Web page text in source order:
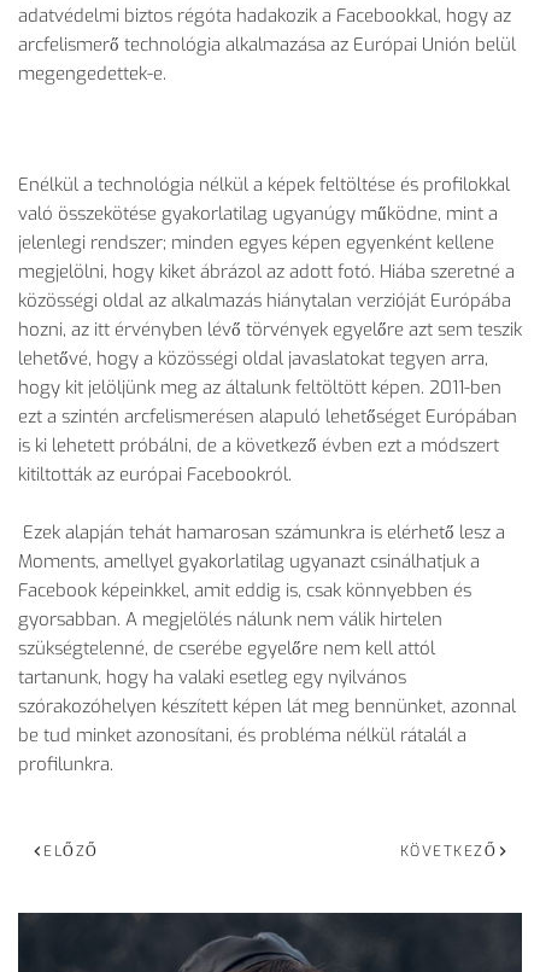
adatvédelmi biztos régóta hadakozik a Facebookkal, hogy az
arcfelismerő technológia alkalmazása az Európai Unión belül
megengedettek-e.
Enélkül a technológia nélkül a képek feltöltése és profilokkal
való összekötése gyakorlatilag ugyanúgy működne, mint a
jelenlegi rendszer; minden egyes képen egyenként kellene
megjelölni, hogy kiket ábrázol az adott fotó. Hiába szeretné a
közösségi oldal az alkalmazás hiánytalan verzióját Európába
hozni, az itt érvényben lévő törvények egyelőre azt sem teszik
lehetővé, hogy a közösségi oldal javaslatokat tegyen arra,
hogy kit jelöljünk meg az általunk feltöltött képen. 2011-ben
ezt a szintén arcfelismerésen alapuló lehetőséget Európában
is ki lehetett próbálni, de a következő évben ezt a módszert
kitiltották az európai Facebookról.
Ezek alapján tehát hamarosan számunkra is elérhető lesz a
Moments, amellyel gyakorlatilag ugyanazt csinálhatjuk a
Facebook képeinkkel, amit eddig is, csak könnyebben és
gyorsabban. A megjelölés nálunk nem válik hirtelen
szükségtelenné, de cserébe egyelőre nem kell attól
tartanunk, hogy ha valaki esetleg egy nyilvános
szórakozóhelyen készített képen lát meg bennünket, azonnal
be tud minket azonosítani, és probléma nélkül rátalál a
profilunkra.
ELŐZŐ KÖVETKEZŐ